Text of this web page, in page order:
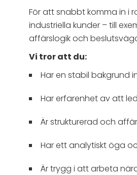
För att snabbt komma in i
industriella kunder – till
affärslogik och
Vi tror att du:
Har en stabil bakgrund
Har erfarenhet av att
Är strukturerad och
Har ett analytiskt öga
Är trygg i att arbeta